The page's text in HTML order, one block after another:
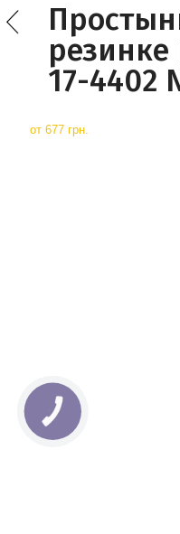
резинке
17-4402
от 677 грн.
КНОПКА
СВЯЗИ